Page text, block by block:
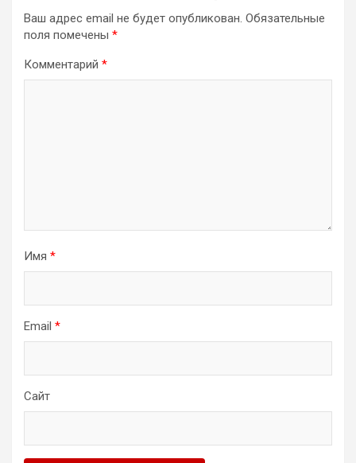
Ваш адрес email не будет опубликован. Обязательные
поля помечены *
Комментарий *
Имя *
Email *
Сайт